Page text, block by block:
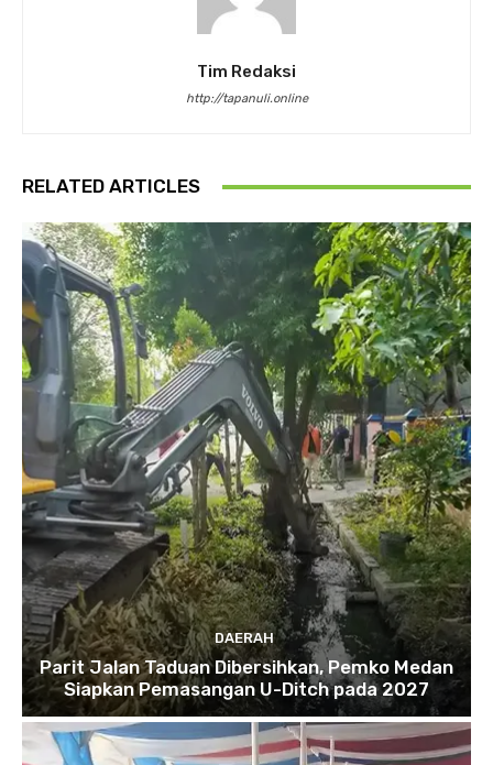
Tim Redaksi
http://tapanuli.online
RELATED ARTICLES
DAERAH
Parit Jalan Taduan Dibersihkan, Pemko Medan
Siapkan Pemasangan U-Ditch pada 2027